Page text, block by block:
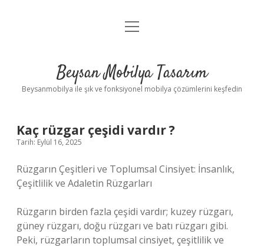
Anasayfa
Yasal Uyarı
menüyü
Beysan Mobilya Tasarım
Beysanmobilya ile şık ve fonksiyonel mobilya çözümlerini keşfedin
Kaç rüzgar çeşidi vardır ?
Tarih: Eylül 16, 2025
Rüzgarın Çeşitleri ve Toplumsal Cinsiyet: İnsanlık,
Çeşitlilik ve Adaletin Rüzgarları
Rüzgarın birden fazla çeşidi vardır; kuzey rüzgarı,
güney rüzgarı, doğu rüzgarı ve batı rüzgarı gibi.
Peki, rüzgarların toplumsal cinsiyet, çeşitlilik ve